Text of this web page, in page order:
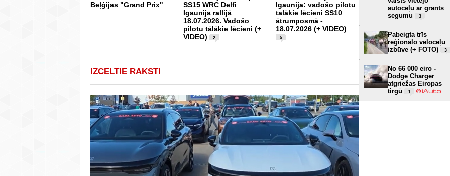
Beļģijas "Grand Prix"
SS15 WRC Delfi
Igaunija rallijā
18.07.2026. Vadošo
pilotu tālākie lēcieni (+
VIDEO)
2
Igaunija: vadošo pilotu
talākie lēcieni SS10
ātrumposmā -
18.07.2026 (+ VIDEO)
5
Piektā uzvara pēc
kārtas - Antonelli uzvar
Monako "Grand Prix"
IZCELTIE RAKSTI
autoceļu ar grants
segumu
3
Pabeigta trīs
reģionālo veloceļu
izbūve (+ FOTO)
3
No 66 000 eiro -
Dodge Charger
atgriežas Eiropas
tirgū
1